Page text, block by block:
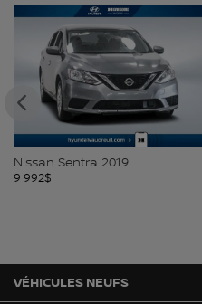
Nissan Sentra 2019
9 992$
VÉHICULES NEUFS